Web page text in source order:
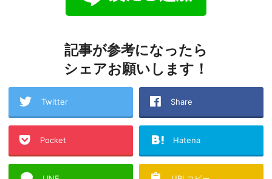
記事が参考になったら
シェアお願いします！
Twitter Share
Pocket Hatena